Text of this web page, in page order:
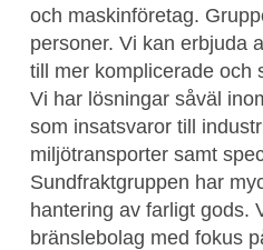
och maskinföretag.
personer. Vi kan erbjuda
till mer komplicerade och
Vi har lösningar såväl
som insatsvaror till
miljötransporter samt
Sundfraktgruppen har
hantering av farligt gods.
bränslebolag med fokus